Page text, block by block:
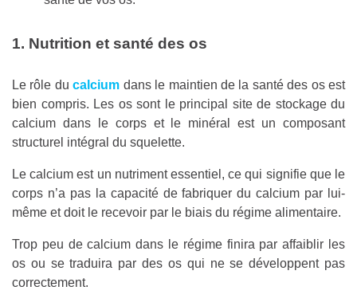
1. Nutrition et santé des os
Le rôle ducalcium dans le maintien de la santé des os est
bien compris. Les os sont le principal site de stockage du
calcium dans le corps et le minéral est un composant
structurel intégral du squelette.
Le calcium est un nutriment essentiel, ce qui signifie que le
corps n’a pas la capacité de fabriquer du calcium par lui-
même et doit le recevoir par le biais du régime alimentaire.
Trop peu de calcium dans le régime finira par affaiblir les
os ou se traduira par des os qui ne se développent pas
correctement.